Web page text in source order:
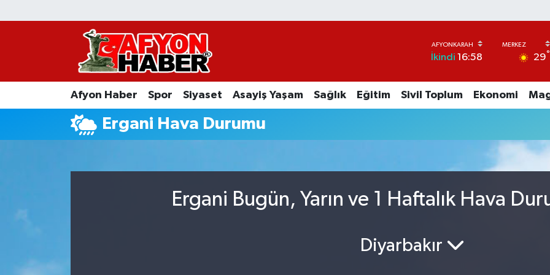
İkindi 16:58 29°
Afyon Haber Spor Siyaset Asayiş Yaşam Sağlık Eğitim Sivil Toplum Ekonomi
Ergani Hava Durumu
Ergani Bugün, Yarın ve 1 Haftalık Hava
Diyarbakır
Afyon Haber
Spor
Asayiş Yaşam
Ekonomi